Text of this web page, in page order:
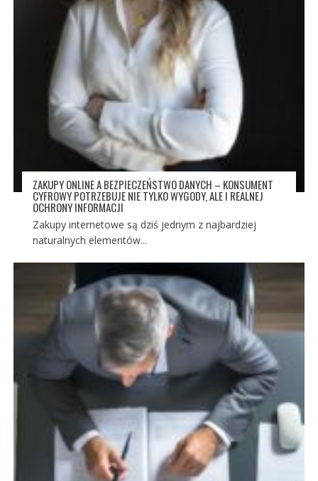
ZAKUPY ONLINE A BEZPIECZEŃSTWO DANYCH – KONSUMENT
CYFROWY POTRZEBUJE NIE TYLKO WYGODY, ALE I REALNEJ
OCHRONY INFORMACJI
Zakupy internetowe są dziś jednym z najbardziej
naturalnych elementów...